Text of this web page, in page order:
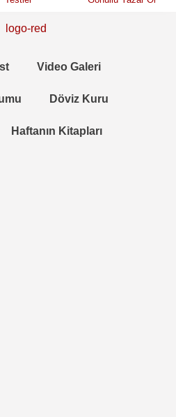
Video Galeri
Döviz Kuru
Haftanın Kitapları